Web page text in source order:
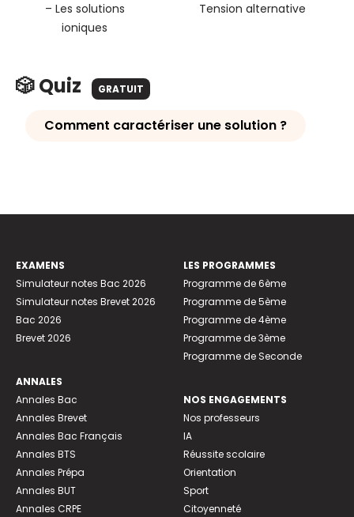
– Les solutions
ioniques
Tension alternative
🎲 Quiz GRATUIT
Comment caractériser une solution ?
EXAMENS
Simulateur notes Bac 2026
Simulateur notes Brevet 2026
Bac 2026
Brevet 2026
ANNALES
Annales Bac
Annales Brevet
Annales Bac Français
Annales BTS
Annales Prépa
Annales BUT
Annales CRPE
LES PROGRAMMES
Programme de 6ème
Programme de 5ème
Programme de 4ème
Programme de 3ème
Programme de Seconde
NOS ENGAGEMENTS
Nos professeurs
IA
Réussite scolaire
Orientation
Sport
Citoyenneté